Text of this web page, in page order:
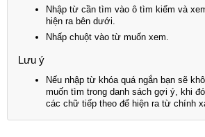
Nhập từ cần tìm vào ô tìm kiếm và
hiện ra bên dưới.
Nhấp chuột vào từ muốn xem.
Lưu ý
Nếu nhập từ khóa quá ngắn bạn sẽ
muốn tìm trong danh sách gợi ý, khi
các chữ tiếp theo để hiện ra từ chính